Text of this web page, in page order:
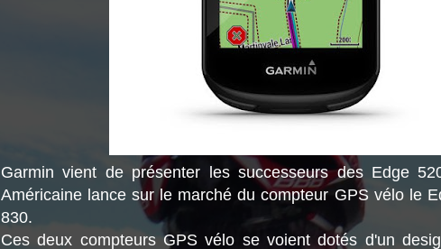
Garmin vient de présenter les successeurs des Edge
Américaine lance sur le marché du compteur GPS vélo le
830.
Ces deux compteurs GPS vélo se voient dotés d'un